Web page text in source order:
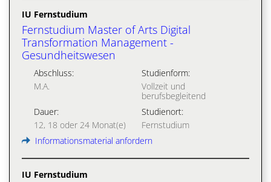
IU Fernstudium
Fernstudium Master of Arts Digital
Transformation Management -
Gesundheitswesen
Abschluss:
M.A.
Studienform:
Vollzeit und
berufsbegleitend
Dauer:
12, 18 oder 24 Monat(e)
Studienort:
Fernstudium
Informationsmaterial anfordern
IU Fernstudium